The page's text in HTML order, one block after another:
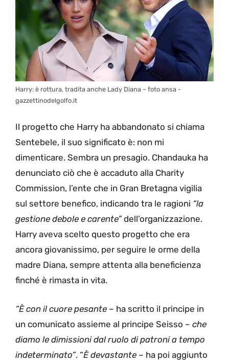
Harry: è rottura, tradita anche Lady Diana – foto ansa -
gazzettinodelgolfo.it
Il progetto che Harry ha abbandonato si chiama
Sentebele, il suo significato è: non mi
dimenticare. Sembra un presagio. Chandauka ha
denunciato ciò che è accaduto alla Charity
Commission, l’ente che in Gran Bretagna vigilia
sul settore benefico, indicando tra le ragioni “la
gestione debole e carente”dell’organizzazione.
Harry aveva scelto questo progetto che era
ancora giovanissimo, per seguire le orme della
madre Diana, sempre attenta alla beneficienza
finché è rimasta in vita.
“È con il cuore pesante – ha scritto il principe in
un comunicato assieme al principe Seisso – che
diamo le dimissioni dal ruolo di patroni a tempo
indeterminato”. “È devastante – ha poi aggiunto